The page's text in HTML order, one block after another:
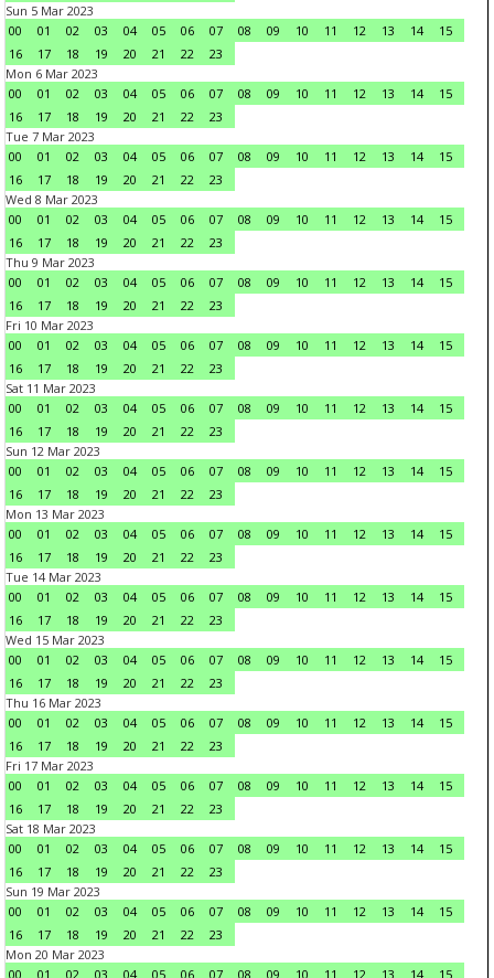
Sun 5 Mar 2023
00
01 02 03 04 05 06 07 08 09 10 11 12 13 14
15
16
17 18 19 20 21 22
23
Mon 6 Mar 2023
00
01 02 03 04 05 06 07 08 09 10 11 12 13 14
15
16
17 18 19 20 21 22
23
Tue 7 Mar 2023
00
01 02 03 04 05 06 07 08 09 10 11 12 13 14
15
16
17 18 19 20 21 22
23
Wed 8 Mar 2023
00
01 02 03 04 05 06 07 08 09 10 11 12 13 14
15
16
17 18 19 20 21 22
23
Thu 9 Mar 2023
00
01 02 03 04 05 06 07 08 09 10 11 12 13 14
15
16
17 18 19 20 21 22
23
Fri 10 Mar 2023
00
01 02 03 04 05 06 07 08 09 10 11 12 13 14
15
16
17 18 19 20 21 22
23
Sat 11 Mar 2023
00
01 02 03 04 05 06 07 08 09 10 11 12 13 14
15
16
17 18 19 20 21 22
23
Sun 12 Mar 2023
00
01 02 03 04 05 06 07 08 09 10 11 12 13 14
15
16
17 18 19 20 21 22
23
Mon 13 Mar 2023
00
01 02 03 04 05 06 07 08 09 10 11 12 13 14
15
16
17 18 19 20 21 22
23
Tue 14 Mar 2023
00
01 02 03 04 05 06 07 08 09 10 11 12 13 14
15
16
17 18 19 20 21 22
23
Wed 15 Mar 2023
00
01 02 03 04 05 06 07 08 09 10 11 12 13 14
15
16
17 18 19 20 21 22
23
Thu 16 Mar 2023
00
01 02 03 04 05 06 07 08 09 10 11 12 13 14
15
16
17 18 19 20 21 22
23
Fri 17 Mar 2023
00
01 02 03 04 05 06 07 08 09 10 11 12 13 14
15
16
17 18 19 20 21 22
23
Sat 18 Mar 2023
00
01 02 03 04 05 06 07 08 09 10 11 12 13 14
15
16
17 18 19 20 21 22
23
Sun 19 Mar 2023
00
01 02 03 04 05 06 07 08 09 10 11 12 13 14
15
16
17 18 19 20 21 22
23
Mon 20 Mar 2023
00
01 02 03 04 05 06 07 08 09 10 11 12 13 14 15